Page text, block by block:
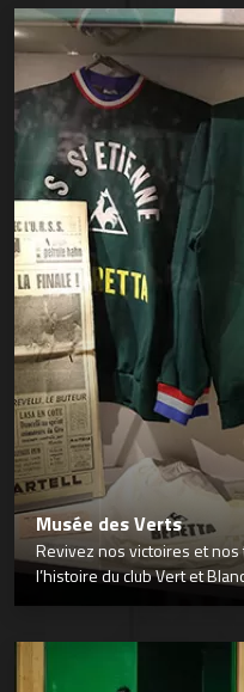
Musée des Verts
Revivez nos victoires et
l’histoire du club Vert et